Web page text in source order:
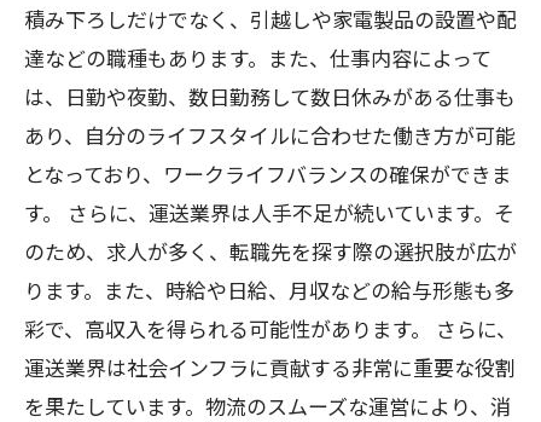
積み下ろしだけでなく、引越しや家電製品の設置や配
達などの職種もあります。また、仕事内容によって
は、日勤や夜勤、数日勤務して数日休みがある仕事も
あり、自分のライフスタイルに合わせた働き方が可能
となっており、ワークライフバランスの確保ができま
す。 さらに、運送業界は人手不足が続いています。そ
のため、求人が多く、転職先を探す際の選択肢が広が
ります。また、時給や日給、月収などの給与形態も多
彩で、高収入を得られる可能性があります。 さらに、
運送業界は社会インフラに貢献する非常に重要な役割
を果たしています。物流のスムーズな運営により、消